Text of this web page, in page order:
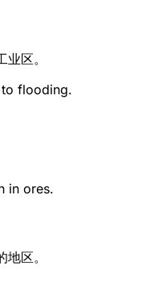
区。
flooding.
in ores.
区。